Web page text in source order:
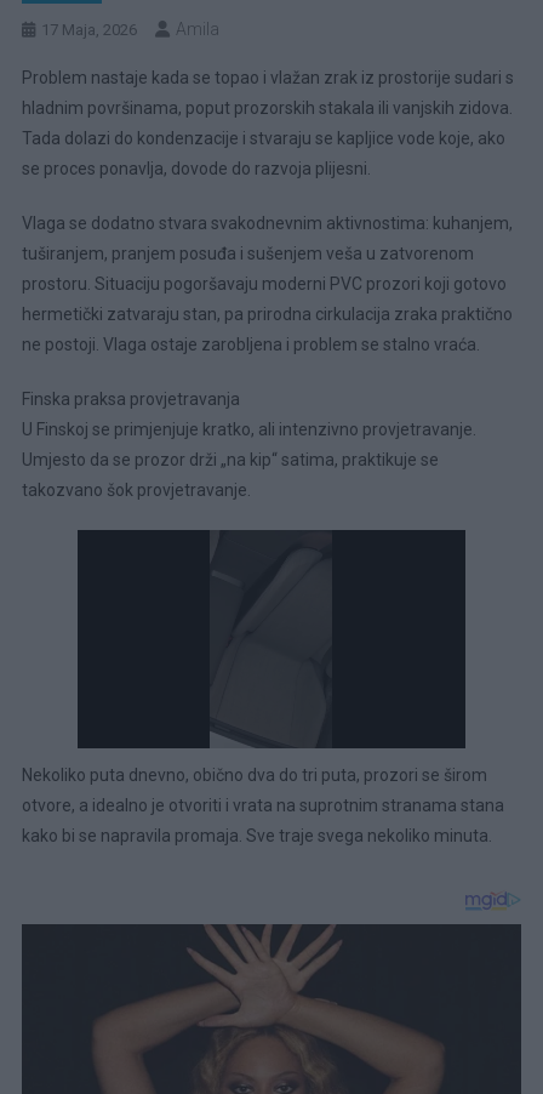
17 Maja, 2026 Amila
Problem nastaje kada se topao i vlažan zrak iz prostorije sudari s
hladnim površinama, poput prozorskih stakala ili vanjskih zidova.
Tada dolazi do kondenzacije i stvaraju se kapljice vode koje, ako
se proces ponavlja, dovode do razvoja plijesni.
Vlaga se dodatno stvara svakodnevnim aktivnostima: kuhanjem,
tuširanjem, pranjem posuđa i sušenjem veša u zatvorenom
prostoru. Situaciju pogoršavaju moderni PVC prozori koji gotovo
hermetički zatvaraju stan, pa prirodna cirkulacija zraka praktično
ne postoji. Vlaga ostaje zarobljena i problem se stalno vraća.
Finska praksa provjetravanja
U Finskoj se primjenjuje kratko, ali intenzivno provjetravanje.
Umjesto da se prozor drži „na kip“ satima, praktikuje se
takozvano šok provjetravanje.
Nekoliko puta dnevno, obično dva do tri puta, prozori se širom
otvore, a idealno je otvoriti i vrata na suprotnim stranama stana
kako bi se napravila promaja. Sve traje svega nekoliko minuta.